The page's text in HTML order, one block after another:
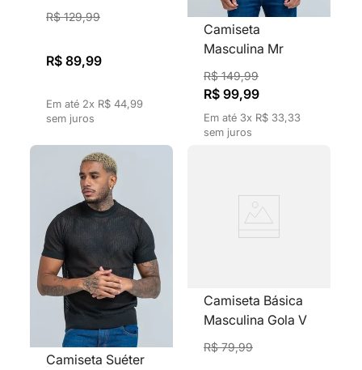
Kitsch Tricô
Rendado Vazado
R$ 129,99
R$ 89,99
Em até 2x R$ 44,99
sem juros
Camiseta
Masculina Mr
Kitsch Tricô
Canelado Com
Redonda Branca
R$ 149,99
R$ 99,99
Em até 3x R$ 33,33
sem juros
Camiseta Suéter
Camiseta Básica
Masculina Gola V
Mescla Grafite
R$ 79,99